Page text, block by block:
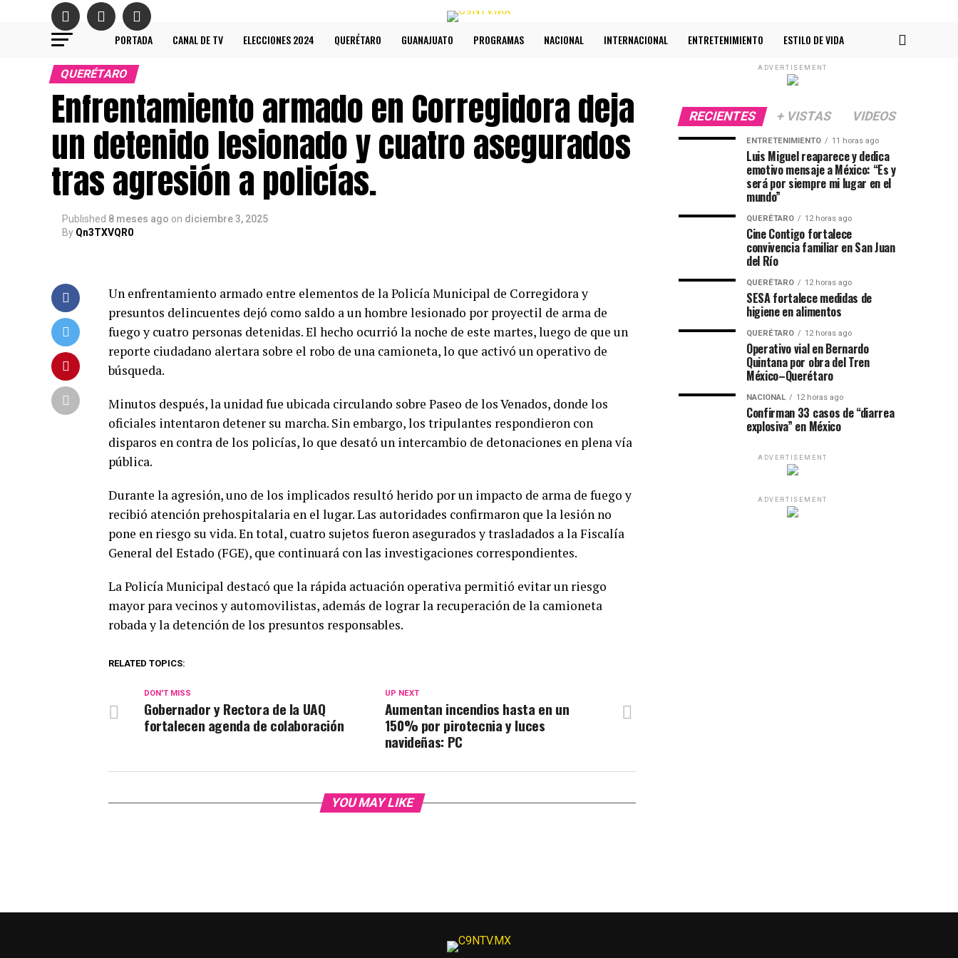
PORTADA CANAL DE TV ELECCIONES 2024 QUERÉTARO GUANAJUATO PROGRAMAS NACIONAL INTERNACIONAL ENTRETENIMIENTO ESTILO DE VIDA
QUERÉTARO
Enfrentamiento armado en Corregidora deja
un detenido lesionado y cuatro asegurados
tras agresión a policías.
Published 8 meses ago on diciembre 3, 2025
By Qn3TXVQR0
Un enfrentamiento armado entre elementos de la Policía Municipal de Corregidora y
presuntos delincuentes dejó como saldo a un hombre lesionado por proyectil de arma de
fuego y cuatro personas detenidas. El hecho ocurrió la noche de este martes, luego de que un
reporte ciudadano alertara sobre el robo de una camioneta, lo que activó un operativo de
búsqueda.
Minutos después, la unidad fue ubicada circulando sobre Paseo de los Venados, donde los
oficiales intentaron detener su marcha. Sin embargo, los tripulantes respondieron con
disparos en contra de los policías, lo que desató un intercambio de detonaciones en plena vía
pública.
Durante la agresión, uno de los implicados resultó herido por un impacto de arma de fuego y
recibió atención prehospitalaria en el lugar. Las autoridades confirmaron que la lesión no
pone en riesgo su vida. En total, cuatro sujetos fueron asegurados y trasladados a la Fiscalía
General del Estado (FGE), que continuará con las investigaciones correspondientes.
La Policía Municipal destacó que la rápida actuación operativa permitió evitar un riesgo
mayor para vecinos y automovilistas, además de lograr la recuperación de la camioneta
robada y la detención de los presuntos responsables.
RELATED TOPICS:
UP NEXT
Aumentan incendios hasta en un
150% por pirotecnia y luces
navideñas: PC
DON'T MISS
Gobernador y Rectora de la UAQ
fortalecen agenda de colaboración
YOU MAY LIKE
ADVERTISEMENT
RECIENTES + VISTAS VIDEOS
ENTRETENIMIENTO 11 horas ago
Luis Miguel reaparece y dedica
emotivo mensaje a México: “Es y
será por siempre mi lugar en el
mundo”
QUERÉTARO 12 horas ago
Cine Contigo fortalece
convivencia familiar en San Juan
del Río
QUERÉTARO 12 horas ago
SESA fortalece medidas de
higiene en alimentos
QUERÉTARO 12 horas ago
Operativo vial en Bernardo
Quintana por obra del Tren
México–Querétaro
NACIONAL 12 horas ago
Confirman 33 casos de “diarrea
explosiva” en México
ADVERTISEMENT
ADVERTISEMENT